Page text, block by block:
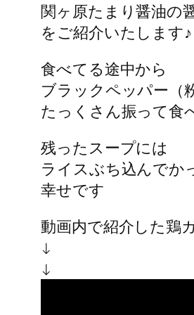
関ヶ原たまり醤油の
をご紹介いたします♪
食べてる途中から
ブラックペッパー（
たっくさん振って食
残ったスープには
ライスぶち込んでか
幸せです
動画内で紹介した鶏
↓
↓